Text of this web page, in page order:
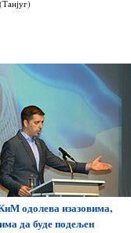
одолева изазовима,
да буде подељен